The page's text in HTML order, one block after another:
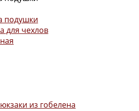
подушки
для чехлов
из гобелена